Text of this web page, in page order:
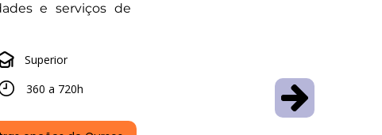
e serviços de
Superior
360 a 720h